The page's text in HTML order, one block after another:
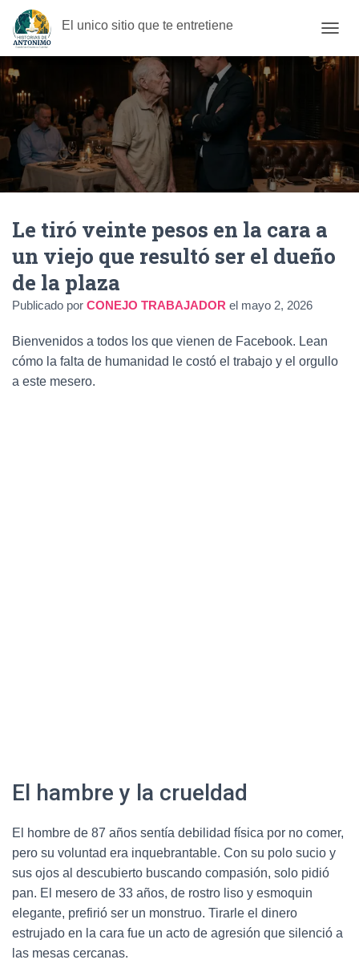
El unico sitio que te entretiene
A
M
M
O
D
O
A
Ó
Le tiró veinte pesos en la cara a
un viejo que resultó ser el dueño
de la plaza
Publicado por CONEJO TRABAJADOR el mayo 2, 2026
Bienvenidos a todos los que vienen de Facebook. Lean
cómo la falta de humanidad le costó el trabajo y el orgullo
a este mesero.
El hambre y la crueldad
El hombre de 87 años sentía debilidad física por no comer,
pero su voluntad era inquebrantable. Con su polo sucio y
sus ojos al descubierto buscando compasión, solo pidió
pan. El mesero de 33 años, de rostro liso y esmoquin
elegante, prefirió ser un monstruo. Tirarle el dinero
estrujado en la cara fue un acto de agresión que silenció a
las mesas cercanas.